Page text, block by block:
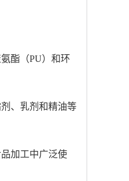
酯（PU）和环
、乳剂和精油等
加工中广泛使